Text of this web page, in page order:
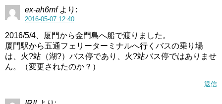
ex-ah6mf より:
2016-05-07 12:40
2016/5/4、厦門から金門島へ船で渡りました。
厦門駅から五通フェリーターミナルへ行くバスの乗り場
は、火?站（湖?）バス停であり、火?站バス停ではありませ
ん。（変更されたのか？）
返信